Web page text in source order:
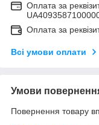
Оплата за
Оплата за
Всі умови оплати
Умови
Повернення товару